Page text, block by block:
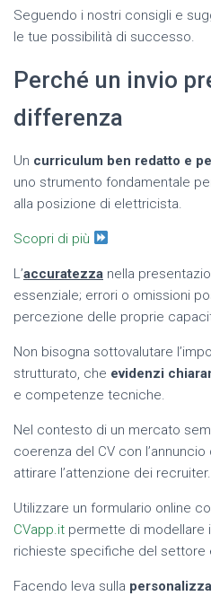
Seguendo i nostri consigli e
le tue possibilità di successo.
Perché un invio
differenza
Un curriculum ben redatto e
uno strumento fondamentale
alla posizione di elettricista.
Scopri di più
L’accuratezza nella
essenziale; errori o omissioni
percezione delle proprie
Non bisogna sottovalutare
strutturato, che evidenzi
e competenze tecniche.
Nel contesto di un mercato
coerenza del CV con
attirare l’attenzione dei recruiter.
Utilizzare un formulario online
CVapp.it permette di modellare
richieste specifiche del settore
Facendo leva sulla